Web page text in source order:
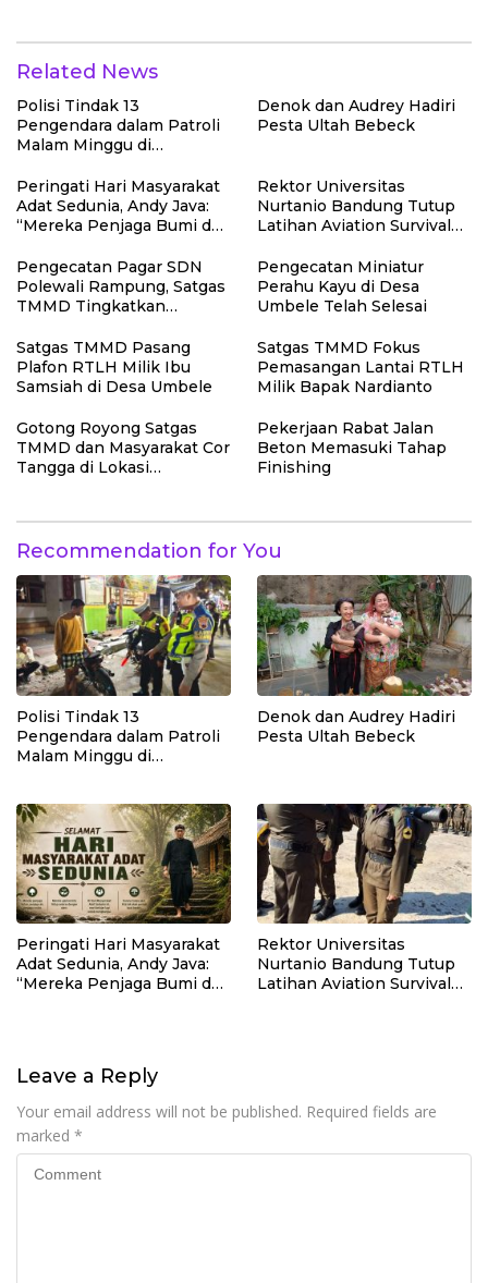
Related News
Polisi Tindak 13
Pengendara dalam Patroli
Malam Minggu di
Knalpot Brong
Denok dan Audrey Hadiri
Pesta Ultah Bebeck
Peringati Hari Masyarakat
Adat Sedunia, Andy Java:
“Mereka Penjaga Bumi dan
Rektor Universitas
Nurtanio Bandung Tutup
Latihan Aviation Survival
Teknik
Pengecatan Pagar SDN
Polewali Rampung, Satgas
TMMD Tingkatkan
Pengecatan Miniatur
Perahu Kayu di Desa
Umbele Telah Selesai
Satgas TMMD Pasang
Plafon RTLH Milik Ibu
Samsiah di Desa Umbele
Satgas TMMD Fokus
Pemasangan Lantai RTLH
Milik Bapak Nardianto
Gotong Royong Satgas
TMMD dan Masyarakat Cor
Tangga di Lokasi
Pekerjaan Rabat Jalan
Beton Memasuki Tahap
Finishing
Recommendation for You
Polisi Tindak 13
Pengendara dalam Patroli
Malam Minggu di
Denok dan Audrey Hadiri
Pesta Ultah Bebeck
Peringati Hari Masyarakat
Adat Sedunia, Andy Java:
“Mereka Penjaga Bumi dan
Rektor Universitas
Nurtanio Bandung Tutup
Latihan Aviation Survival
Leave a Reply
Your email address will not be published. Required fields are
marked *